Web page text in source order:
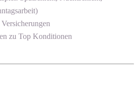
zu Top Konditionen